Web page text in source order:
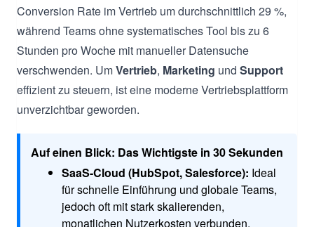
Conversion Rate im Vertrieb um durchschnittlich 29 %,
während Teams ohne systematisches Tool bis zu 6
Stunden pro Woche mit manueller Datensuche
verschwenden. UmVertrieb, Marketing und Support
effizient zu steuern, ist eine moderne Vertriebsplattform
unverzichtbar geworden.
Auf einen Blick: Das Wichtigste in 30 Sekunden
SaaS-Cloud (HubSpot, Salesforce): Ideal
für schnelle Einführung und globale Teams,
jedoch oft mit stark skalierenden,
monatlichen Nutzerkosten verbunden.